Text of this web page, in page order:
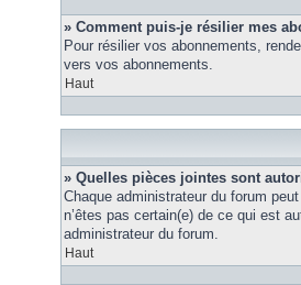
» Comment puis-je résilier mes
Pour résilier vos abonnements,
vers vos abonnements.
Haut
» Quelles pièces jointes sont
Chaque administrateur du forum
n’êtes pas certain(e) de ce qui est
administrateur du forum.
Haut